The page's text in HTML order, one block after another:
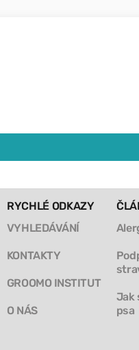
RYCHLÉ ODKAZY
VYHLEDÁVÁNÍ
KONTAKTY
GROOMO INSTITUT
O NÁS
Jak
psa